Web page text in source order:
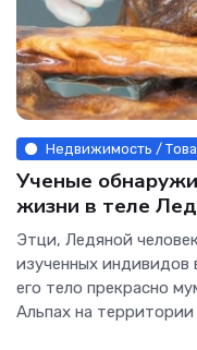
Недвижимость /
Ученые
жизни в теле
Интернет
Этци, Ледяной
изученных индивидов
его тело прекрасно
Альпах на